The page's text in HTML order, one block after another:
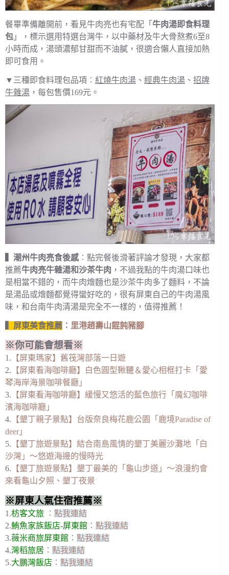
餐畢準備離開前，看見牛肉亮也有宅配「 牛肉湯即食料理
包 」，標示選用特選台灣牛，以中藥材及牛大骨熬煮6至8
小時而成，湯頭濃郁甘甜而不油膩，很適合懶人直接加熱
即可食用。
▼三種即食料理包品項︰ 紅燒牛肉湯 、 經典牛肉湯 、 招牌
牛雜湯 ，每包售價169元。
▍潮州牛肉亮食後感︰點完餐後滑著評論才發現，大家都
推薦牛肉亮牛雜湯和沙茶牛肉 ，不過我點的牛肉湯口味也
是相當不錯的，而牛肉燴麵也是沙茶牛肉多了麵料，不論
是湯品或燴麵都覺得蠻好吃的，很有屏東自己的牛肉湯風
味，和台南牛肉清湯是完全不一樣的，值得推薦！
▍屏東美食推薦 ︰ 里港趙壽山餛飩豬腳
※你可能會想看※
1. 【屏東瑪家】舊筏灣部落一日遊
2. 【屏東看海咖啡廳】白色圓型鞦韆＆愛心相框打卡「愛
琴海岸海景咖啡餐廳」
3. 【屏東看海咖啡廳】緩慢又悠活的藍色旅行「魔幻咖啡
濱海咖啡廳」
4. 【墾丁親子景點】台版奈良梅花鹿公園「鹿境Paradise of
deer」
5. 【墾丁旅遊景點】結合南島風情的墾丁美麗沙灘地「白
沙灣」～悠遊海邊的慢時光
6. 【墾丁旅遊景點】墾丁最美的「龜山步道」～浪漫約會
來看龜山夕照、墾丁夜景
※屏東人氣住宿推薦※
1.枋客文旅 ︰ 點我連結
2.鮪魚家族飯店-屏東館 ︰ 點我連結
3.薇米商旅屏東館 ︰ 點我連結
4.灣稻旅居 ︰ 點我連結
5.大鵬灣飯店 ︰ 點我連結